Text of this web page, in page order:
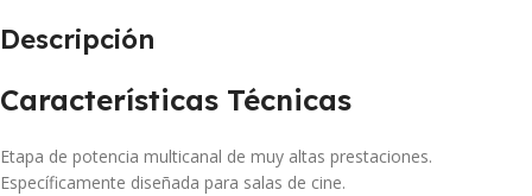
Descripción
Características Técnicas
Etapa de potencia multicanal de muy altas prestaciones.
Específicamente diseñada para salas de cine.